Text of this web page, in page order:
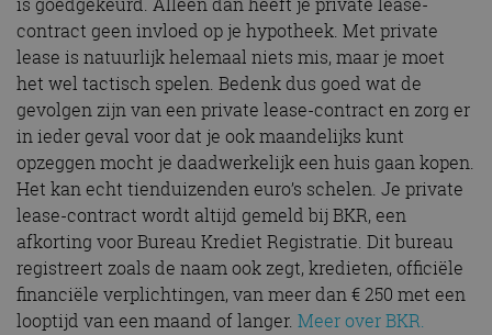
is goedgekeurd. Alleen dan heeft je private lease-
contract geen invloed op je hypotheek. Met private
lease is natuurlijk helemaal niets mis, maar je moet
het wel tactisch spelen. Bedenk dus goed wat de
gevolgen zijn van een private lease-contract en zorg er
in ieder geval voor dat je ook maandelijks kunt
opzeggen mocht je daadwerkelijk een huis gaan kopen.
Het kan echt tienduizenden euro’s schelen. Je private
lease-contract wordt altijd gemeld bij BKR, een
afkorting voor Bureau Krediet Registratie. Dit bureau
registreert zoals de naam ook zegt, kredieten, officiële
financiële verplichtingen, van meer dan € 250 met een
looptijd van een maand of langer. Meer over BKR.